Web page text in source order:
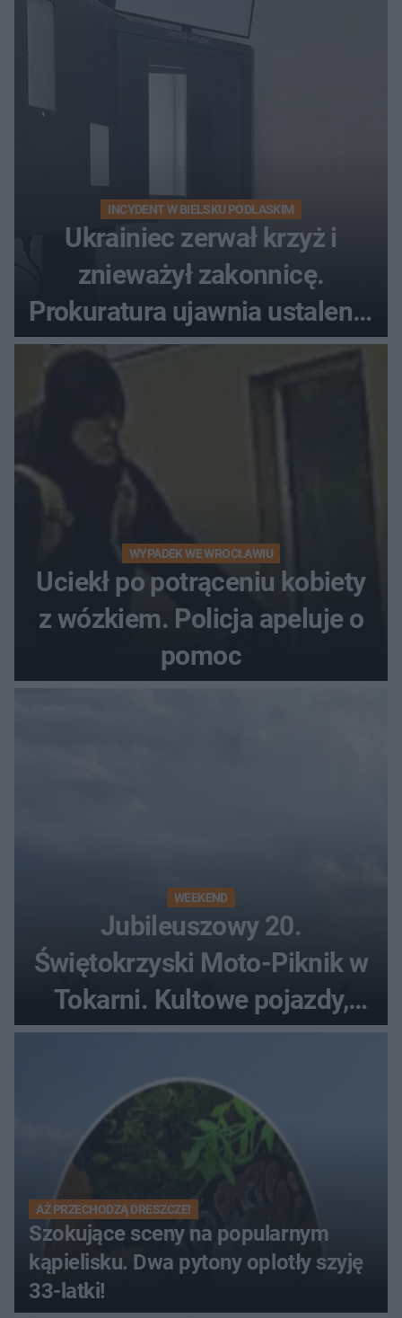
INCYDENT W BIELSKU PODLASKIM
Ukrainiec zerwał krzyż i
znieważył zakonnicę.
Prokuratura ujawnia ustalenia
w sprawie 26-latka
WYPADEK WE WROCŁAWIU
Uciekł po potrąceniu kobiety
z wózkiem. Policja apeluje o
pomoc
WEEKEND
Jubileuszowy 20.
Świętokrzyski Moto-Piknik w
Tokarni. Kultowe pojazdy,
pokazy i muzyczna scena w
Muzeum Wsi Kieleckiej
AŻ PRZECHODZĄ DRESZCZE!
Szokujące sceny na popularnym
kąpielisku. Dwa pytony oplotły szyję
33-latki!